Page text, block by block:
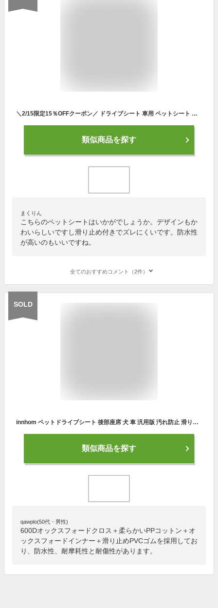
＼2/15限定15％OFFクーポン／ ドライブシート 車用 ペットシート 可愛い シートカバー カーシート 防水 汚れ防止 滑り止め 犬用 いぬ 折りたたみ 旅行 おでかけ 通院 ドライブ アウトドア 防災 後部座席 トランク カー用品 ペット商品 送料無料
類似商品を探す
まくりん
こちらのペットシートはいかがでしょうか。デザインもか
わいらしいですし滑り止め付きでズレにくいです。防水性
が高いのもいいですね。
全てのおすすめコメント（2件）
SOLD
innhom ペットドライブシート 後部座席 犬 車 汎用版 汚れ防止 滑り止め 防水 シートベルト・茶碗付き 簡単取り付け 折り畳み式 全車種＆全ペット 旅行 キャンプ アウトドア 137x148cm ブラック
類似商品を探す
qawplo(50代・男性)
600Dオックスフォードクロス＋柔らかいPPコットン＋オ
ックスフォードインナー＋滑り止めPVCゴムを採用してお
り、防水性、耐摩耗性と耐傷性があります。